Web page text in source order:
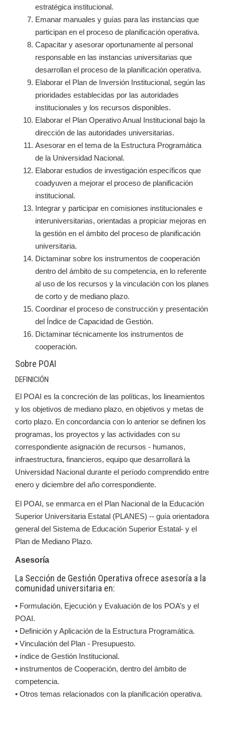
estratégica institucional.
Emanar manuales y guías para las instancias que
participan en el proceso de planificación operativa.
Capacitar y asesorar oportunamente al personal
responsable en las instancias universitarias que
desarrollan el proceso de la planificación operativa.
Elaborar el Plan de Inversión Institucional, según las
prioridades establecidas por las autoridades
institucionales y los recursos disponibles.
Elaborar el Plan Operativo Anual Institucional bajo la
dirección de las autoridades universitarias.
Asesorar en el tema de la Estructura Programática
de la Universidad Nacional.
Elaborar estudios de investigación específicos que
coadyuven a mejorar el proceso de planificación
institucional.
Integrar y participar en comisiones institucionales e
interuniversitarias, orientadas a propiciar mejoras en
la gestión en el ámbito del proceso de planificación
universitaria.
Dictaminar sobre los instrumentos de cooperación
dentro del ámbito de su competencia, en lo referente
al uso de los recursos y la vinculación con los planes
de corto y de mediano plazo.
Coordinar el proceso de construcción y presentación
del Índice de Capacidad de Gestión.
Dictaminar técnicamente los instrumentos de
cooperación.
Sobre POAI
DEFINICIÓN
El POAI es la concreción de las políticas, los lineamientos
y los objetivos de mediano plazo, en objetivos y metas de
corto plazo. En concordancia con lo anterior se definen los
programas, los proyectos y las actividades con su
correspondiente asignación de recursos - humanos,
infraestructura, financieros, equipo que desarrollará la
Universidad Nacional durante el período comprendido entre
enero y diciembre del año correspondiente.
El POAI, se enmarca en el Plan Nacional de la Educación
Superior Universitaria Estatal (PLANES) -- guía orientadora
general del Sistema de Educación Superior Estatal- y el
Plan de Mediano Plazo.
Asesoría
La Sección de Gestión Operativa ofrece asesoría a la
comunidad universitaria en:
• Formulación, Ejecución y Evaluación de los POA’s y el
POAI.
• Definición y Aplicación de la Estructura Programática.
• Vinculación del Plan - Presupuesto.
• índice de Gestión Institucional.
• instrumentos de Cooperación, dentro del ámbito de
competencia.
• Otros temas relacionados con la planificación operativa.